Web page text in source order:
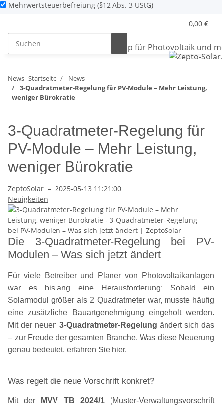
Mehrwertsteuerbefreiung (§12 Abs. 3 UStG)
0,00 €
News Startseite
News
3-Quadratmeter-Regelung für PV-Module – Mehr Leistung,
weniger Bürokratie
3-Quadratmeter-Regelung für
PV-Module – Mehr Leistung,
weniger Bürokratie
ZeptoSolar – 2025-05-13 11:21:00
Neuigkeiten
Die 3-Quadratmeter-Regelung bei PV-
Modulen – Was sich jetzt ändert
Für viele Betreiber und Planer von Photovoltaikanlagen
war es bislang eine Herausforderung: Sobald ein
Solarmodul größer als 2 Quadratmeter war, musste häufig
eine zusätzliche Bauartgenehmigung eingeholt werden.
Mit der neuen 3-Quadratmeter-Regelung ändert sich das
– zur Freude der gesamten Branche. Was diese Neuerung
genau bedeutet, erfahren Sie hier.
Was regelt die neue Vorschrift konkret?
Mit der MVV TB 2024/1(Muster-Verwaltungsvorschrift